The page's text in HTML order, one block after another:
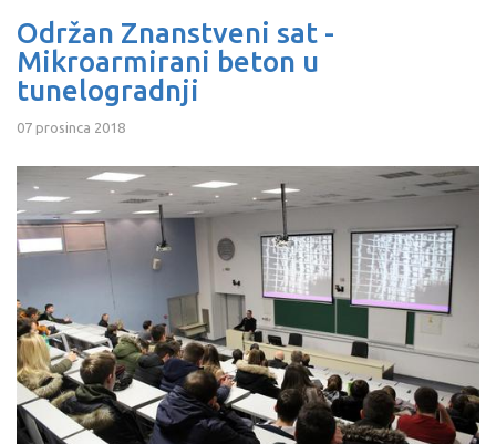
Održan Znanstveni sat -
Mikroarmirani beton u
tunelogradnji
07 prosinca 2018